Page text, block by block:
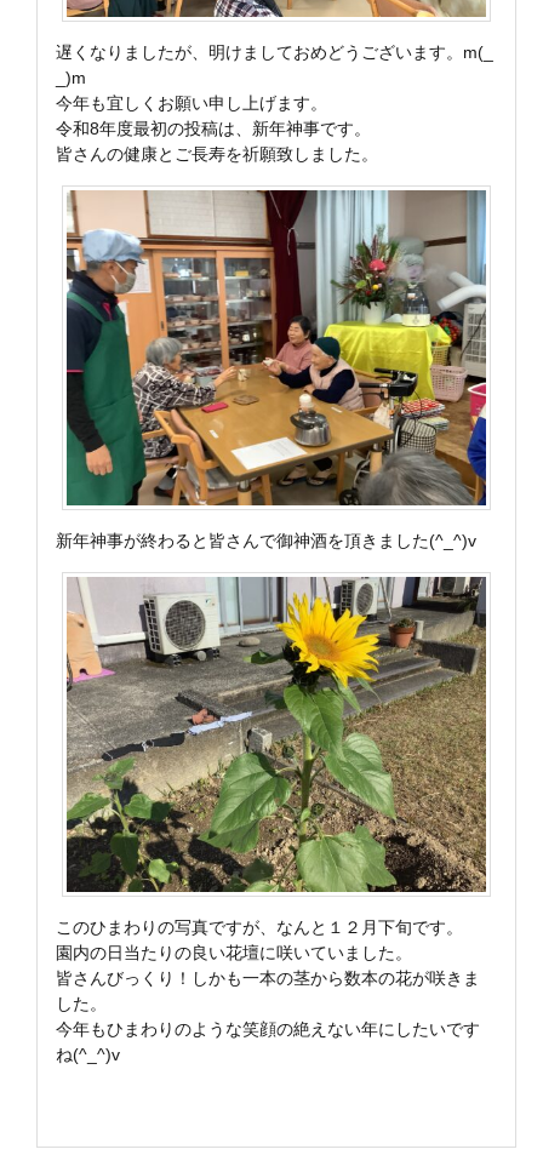
遅くなりましたが、明けましておめどうございます。m(_
_)m
今年も宜しくお願い申し上げます。
令和8年度最初の投稿は、新年神事です。
皆さんの健康とご長寿を祈願致しました。
新年神事が終わると皆さんで御神酒を頂きました(^_^)v
このひまわりの写真ですが、なんと１２月下旬です。
園内の日当たりの良い花壇に咲いていました。
皆さんびっくり！しかも一本の茎から数本の花が咲きま
した。
今年もひまわりのような笑顔の絶えない年にしたいです
ね(^_^)v